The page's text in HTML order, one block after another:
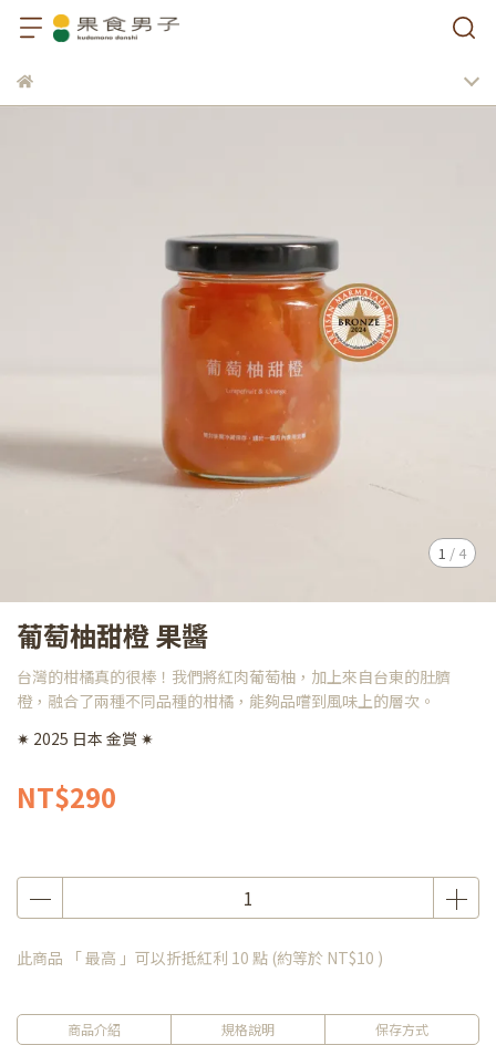
1 / 4
葡萄柚甜橙 果醬
台灣的柑橘真的很棒！我們將紅肉葡萄柚，加上來自台東的肚臍
橙，融合了兩種不同品種的柑橘，能夠品嚐到風味上的層次。
✷ 2025 日本 金賞 ✷
NT$290
此商品 「 最高 」可以折抵紅利 10 點 (約等於 NT$10 )
商品介紹 規格說明 保存方式